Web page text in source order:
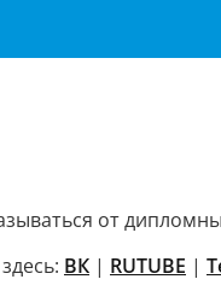
от
ВК | RUTUBE |